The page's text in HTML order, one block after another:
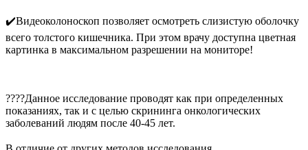
✔️Видеоколоноскоп позволяет осмотреть слизистую оболочку
всего толстого кишечника. При этом врачу доступна цветная
картинка в максимальном разрешении на мониторе!
????Данное исследование проводят как при определенных
показаниях, так и с целью скрининга онкологических
заболеваний людям после 40-45 лет.